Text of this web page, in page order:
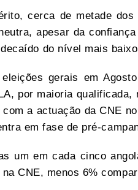
cerca de metade dos
apesar da
do nível mais
gerais em
por maioria qualificada,
a actuação da CNE
em fase de pré-
um em cada cinco
na CNE, menos 6%